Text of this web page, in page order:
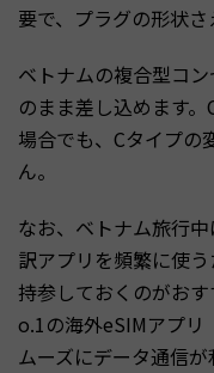
要で、プラグの形状さ
ベトナムの複合型コ
のまま差し込めます
場合でも、Cタイプの
ん。
なお、ベトナム旅行
訳アプリを頻繁に使
持参しておくのがお
o.1の海外eSIMアプリ
ムーズにデータ通信が